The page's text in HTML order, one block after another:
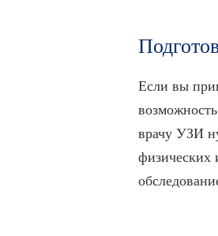
Если вы
врачу УЗИ
физических